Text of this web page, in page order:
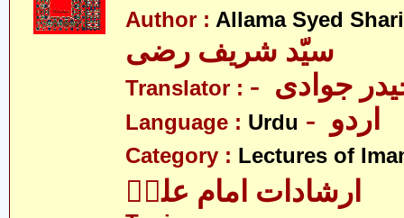
Author : Allama Syed
سیّد شریف رضی
Translator : جوادی
Language : Urdu
Category : Lectures of
ارشادات امام علیؑ